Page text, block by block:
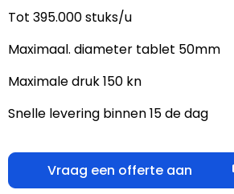
Tot 395.000 stuks/u
Maximaal. diameter tablet 50mm
Maximale druk 150 kn
Snelle levering binnen 15 de dag
Vraag een offerte aan